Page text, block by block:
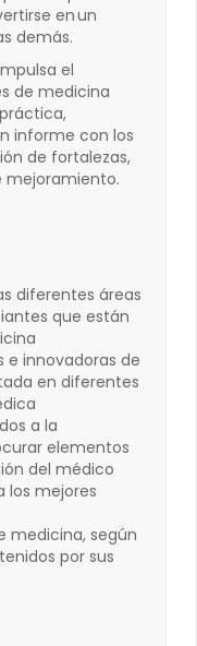
en un
demás.
el
de medicina
informe con los
de fortalezas,
mejoramiento.
diferentes áreas
que están
e innovadoras de
en diferentes
a la
elementos
del médico
los mejores
medicina, según
por sus